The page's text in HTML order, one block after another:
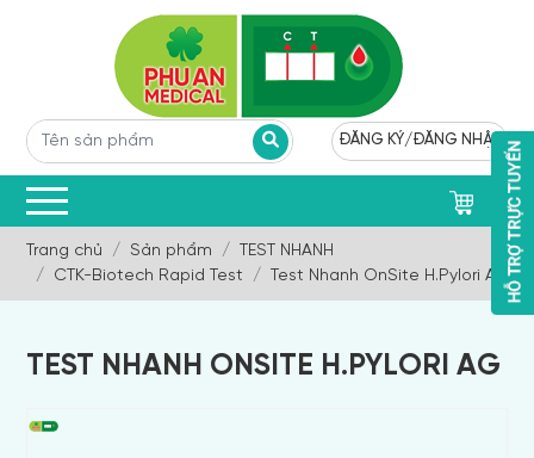
ĐĂNG KÝ/ĐĂNG NHẬP
Trang chủ Sản phẩm
TEST NHANH
CTK-Biotech Rapid Test
Test Nhanh OnSite H.Pylori Ag
TEST NHANH ONSITE H.PYLORI AG